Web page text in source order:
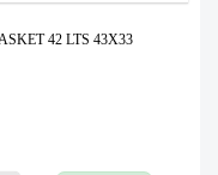
42 LTS 43X33